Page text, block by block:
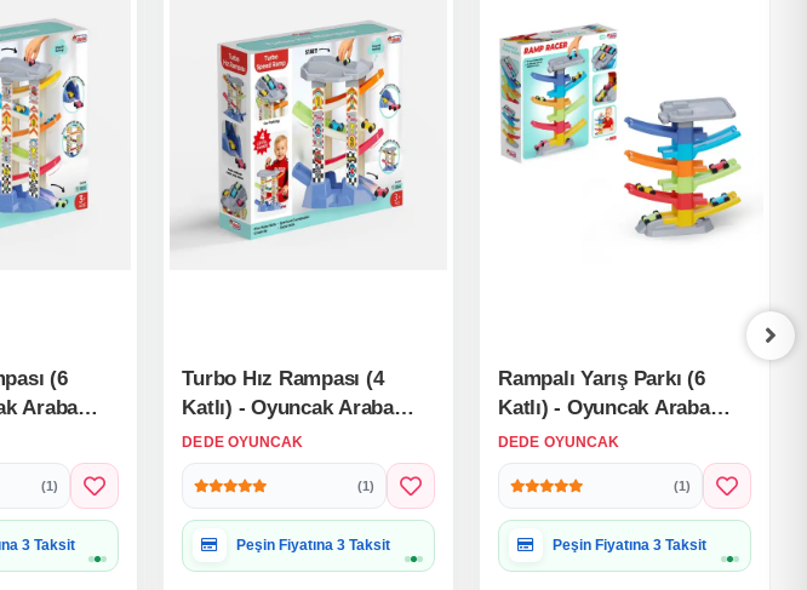
(6
Araba
Seti
(1)
Uygun
Turbo Hız Rampası (4
Katlı) - Oyuncak Araba
Seti Yarış Seti Kaydıraklı
Otopark Garaj Seti
DEDE OYUNCAK
(1)
Hediye Paketine Uygun
Rampalı Yarış Parkı (6
Katlı) - Oyuncak Araba
Seti Yarış Seti Kaydıraklı
Otopark Garaj Seti
DEDE OYUNCAK
(1)
Hediye Paketine Uygun